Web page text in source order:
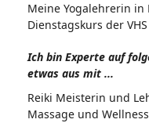
Meine Yogalehrerin
Dienstagskurs der
Ich bin Experte auf
etwas aus mit ...
Reiki Meisterin und
Massage und